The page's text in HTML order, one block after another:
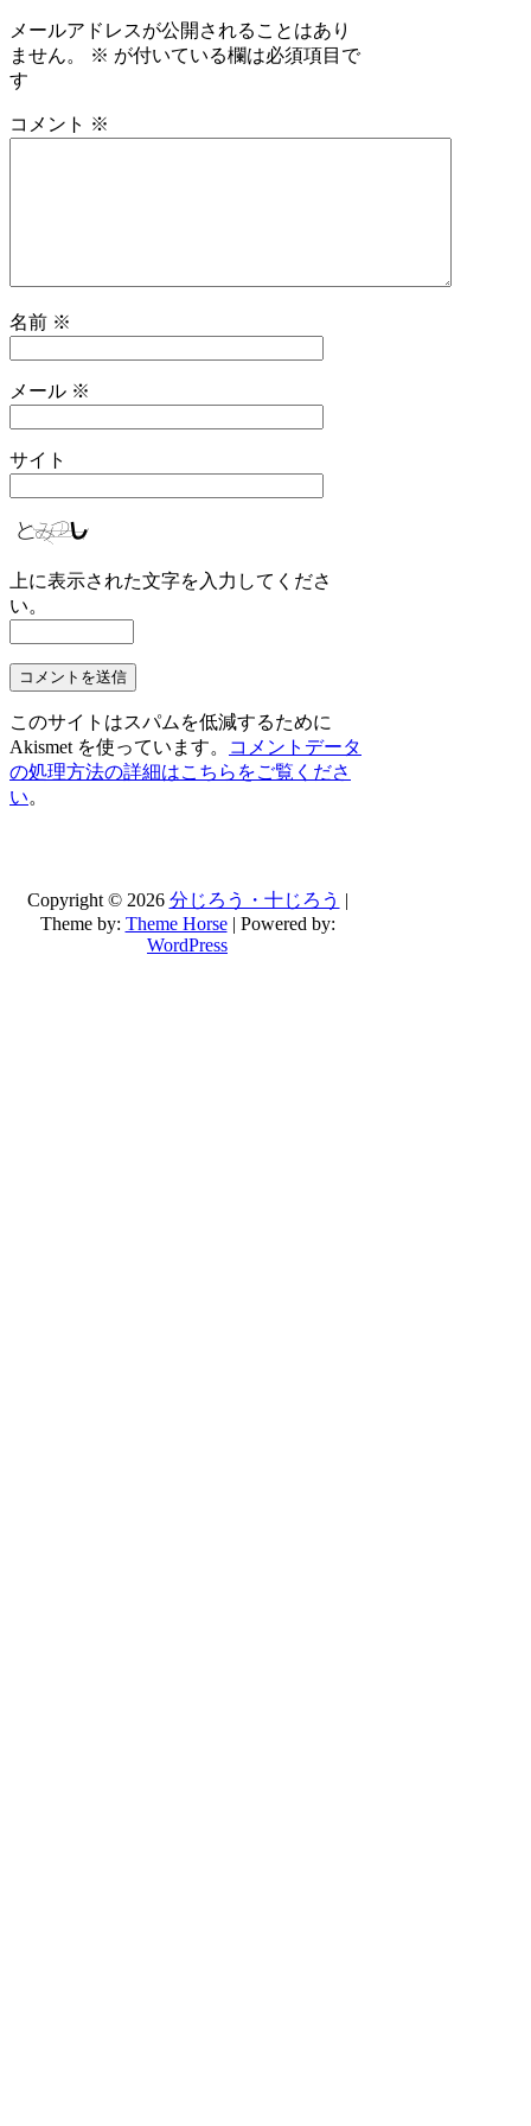
メールアドレスが公開されることはあり
ません。
※ が付いている欄は必須項目で
す
コメント ※
名前 ※
メール ※
サイト
上に表示された文字を入力してくださ
い。
このサイトはスパムを低減するために
Akismet を使っています。
コメントデータ
の処理方法の詳細はこちらをご覧くださ
い。
Copyright © 2026 分じろう・十じろう |
Theme by: Theme Horse| Powered by:
WordPress